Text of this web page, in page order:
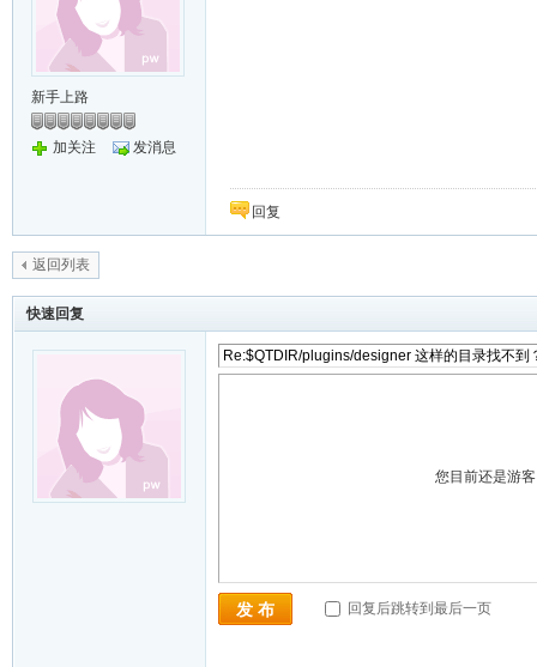
新手上路
加关注 发消息
回复
返回列表
快速回复
您目前还是游
发 布 回复后跳转到最后一页